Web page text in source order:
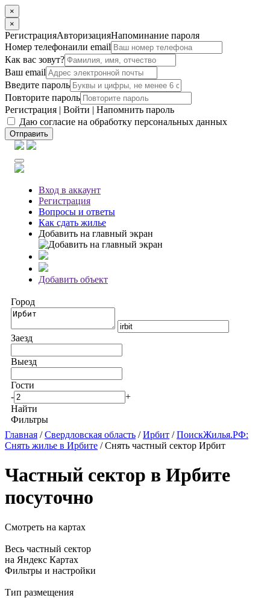
×
×
РегистрацияАвторизацияНапоминание пароля
Номер телефонаили email
Как вас зовут?
Ваш email
Введите пароль
Повторите пароль
Регистрация | Войти | Напомнить пароль
Даю согласие на обработку персональных данных
Отправить
Вход в аккаунт
Регистрация
Вопросы и ответы
Как сдать жилье
Добавить на главный экран
Добавить объект
Город
Заезд
Выезд
Гости
-
+
Найти
Фильтры
Главная /Свердловская область /Ирбит /ПоискЖилья.РФ:
Снять жилье в Ирбите / Снять частный сектор Ирбит
Частный сектор в Ирбите
посуточно
Смотреть на картах
Весь частный сектор
на Яндекс Картах
Фильтры и настройки
Тип размещения